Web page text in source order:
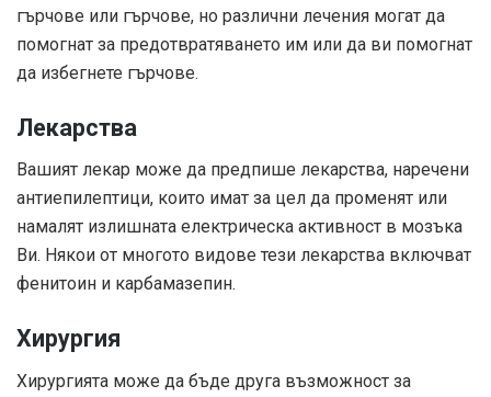
гърчове или гърчове, но различни лечения могат да
помогнат за предотвратяването им или да ви помогнат
да избегнете гърчове.
Лекарства
Вашият лекар може да предпише лекарства, наречени
антиепилептици, които имат за цел да променят или
намалят излишната електрическа активност в мозъка
Ви. Някои от многото видове тези лекарства включват
фенитоин и карбамазепин.
Хирургия
Хирургията може да бъде друга възможност за